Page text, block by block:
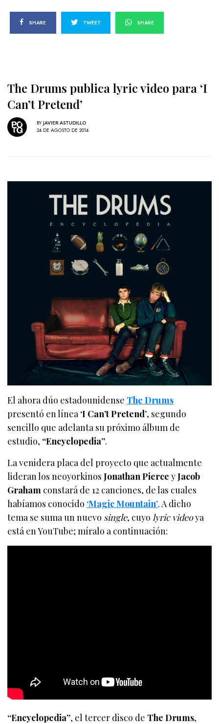
SHARE TWEET SHARE
The Drums publica lyric video para ‘I
Can’t Pretend’
BY JAVIER ASTUDILLO
24 DE AGOSTO DE 2014
El ahora dúo estadounidense The Drums
presentó en línea ‘I Can’t Pretend’, segundo
sencillo que adelanta su próximo álbum de
estudio, “Encyclopedia”.
La venidera placa del proyecto que actualmente
lideran los neoyorkinosJonathan Pierce yJacob
Graham constará de 12 canciones, de las cuales
habíamos conocido ‘Magic Mountain’. A dicho
tema se suma un nuevo single, cuyo lyric videoya
está en YouTube; míralo a continuación:
“Encyclopedia”, el tercer disco de The Drums,